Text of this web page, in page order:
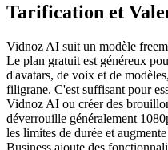
Tarification et
Vidnoz AI suit un modèle
Le plan gratuit est généreux
d'avatars, de voix et de
filigrane. C'est suffisant pour
Vidnoz AI ou créer des
déverrouille généralement
les limites de durée et
Business ajoute des